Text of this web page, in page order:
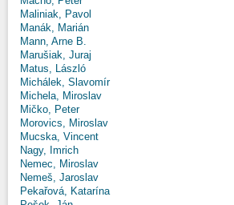
Maliniak, Pavol
Manák, Marián
Mann, Arne B.
Marušiak, Juraj
Matus, László
Michálek, Slavomír
Michela, Miroslav
Mičko, Peter
Morovics, Miroslav
Mucska, Vincent
Nagy, Imrich
Nemec, Miroslav
Nemeš, Jaroslav
Pekařová, Katarína